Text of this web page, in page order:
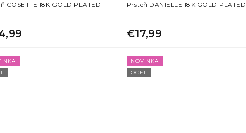
COSETTE 18K GOLD PLATED Prsteň DANIELLE 18K GOLD PLATED
€17,99
NOVINKA
OCEĽ